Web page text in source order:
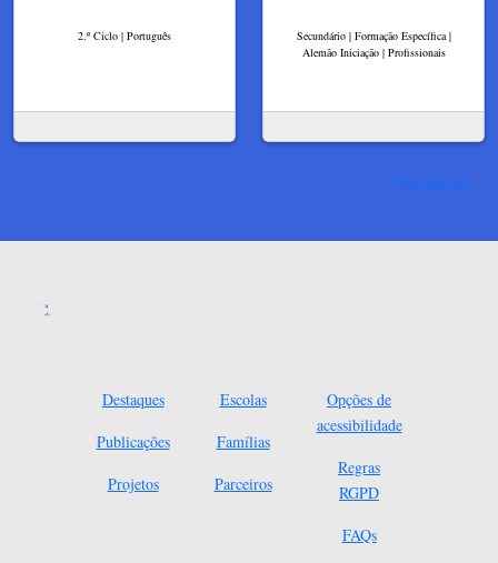
2.º Ciclo | Português
Secundário | Formação Específica |
Alemão Iniciação | Profissionais
Ver mais
Destaques
Publicações
Projetos
Escolas
Famílias
Parceiros
Opções de
acessibilidade
Regras
RGPD
FAQs